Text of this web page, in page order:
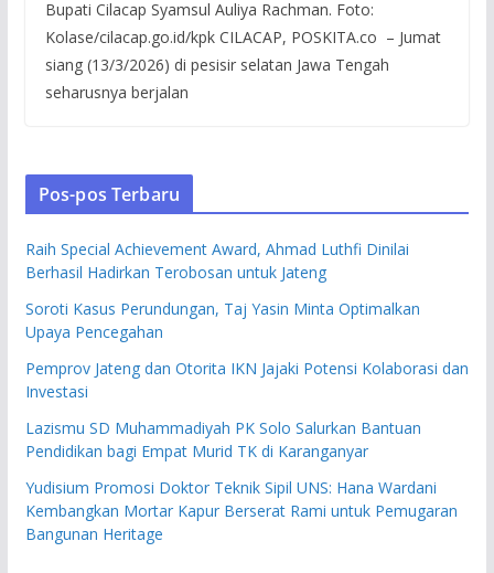
Bupati Cilacap Syamsul Auliya Rachman. Foto:
Kolase/cilacap.go.id/kpk CILACAP, POSKITA.co – Jumat
siang (13/3/2026) di pesisir selatan Jawa Tengah
seharusnya berjalan
Pos-pos Terbaru
Raih Special Achievement Award, Ahmad Luthfi Dinilai
Berhasil Hadirkan Terobosan untuk Jateng
Soroti Kasus Perundungan, Taj Yasin Minta Optimalkan
Upaya Pencegahan
Pemprov Jateng dan Otorita IKN Jajaki Potensi Kolaborasi dan
Investasi
Lazismu SD Muhammadiyah PK Solo Salurkan Bantuan
Pendidikan bagi Empat Murid TK di Karanganyar
Yudisium Promosi Doktor Teknik Sipil UNS: Hana Wardani
Kembangkan Mortar Kapur Berserat Rami untuk Pemugaran
Bangunan Heritage